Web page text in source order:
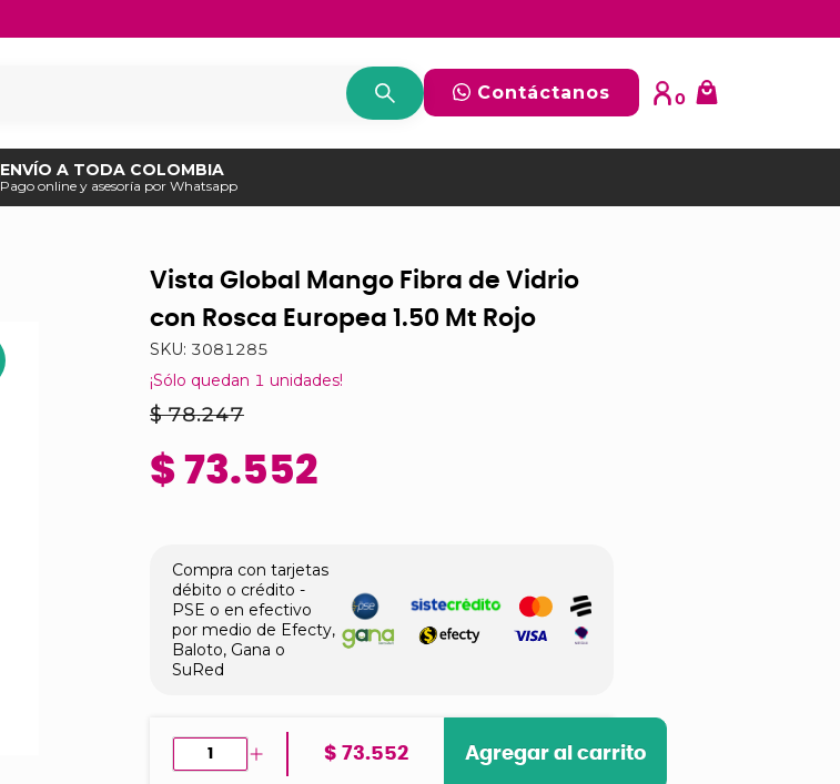
Contáctanos 0
ENVÍO A TODA COLOMBIA
Pago online y asesoría por Whatsapp
Vista Global Mango Fibra de Vidrio
con Rosca Europea 1.50 Mt Rojo
SKU: 3081285
¡Sólo quedan 1 unidades!
$ 78.247
$ 73.552
Compra con tarjetas
débito o crédito -
PSE o en efectivo
por medio de Efecty,
Baloto, Gana o
SuRed
$ 73.552 Agregar al carrito